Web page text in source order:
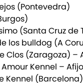
(Pontevedra)
(Santa Cruz de
los bulldog (A
Clos (Zaragoza) –
Kennel –
Kennel